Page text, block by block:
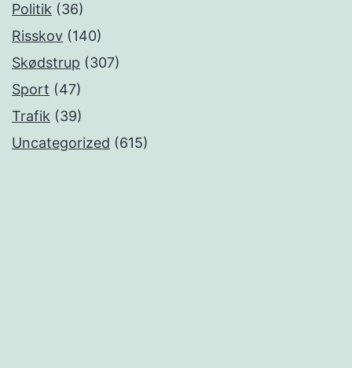
Politik (36)
Risskov (140)
Skødstrup (307)
Sport (47)
Trafik (39)
Uncategorized (615)